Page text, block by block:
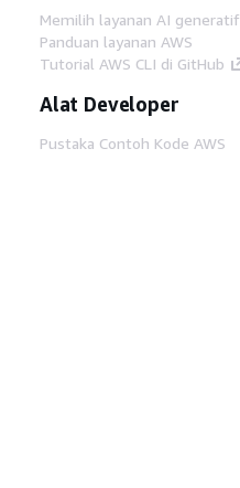
Memilih layanan AI generatif
Panduan layanan AWS
Tutorial AWS CLI di GitHub
Alat Developer
Pustaka Contoh Kode AWS